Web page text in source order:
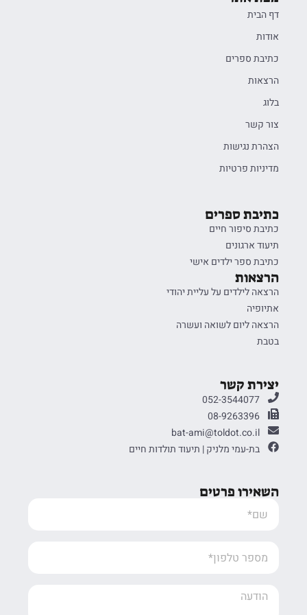
דף הבית
אודות
כתיבת ספרים
הרצאות
בלוג
צור קשר
הצהרת נגישות
מדיניות פרטיות
כתיבת ספרים
כתיבת סיפור חיים
תיעוד ארגונים
כתיבת ספר ילדים אישי
הרצאות
הרצאה לילדים על עליית יהודי
אתיופיה
הרצאה ליום לשואה ועשרה
בטבת
יצירת קשר
052-3544077
08-9263396
bat-ami@toldot.co.il
בת-עמי מלניק | תיעוד תולדות חיים
השאירו פרטים